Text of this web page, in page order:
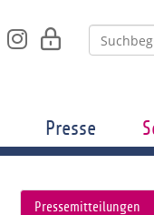
Presse
Pressemitteilungen